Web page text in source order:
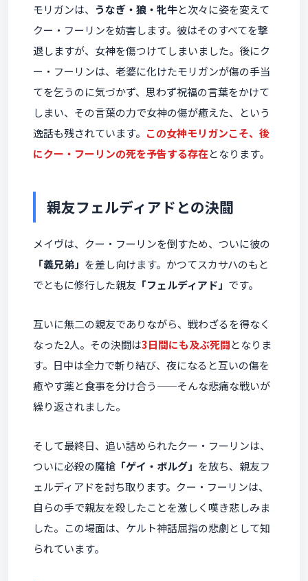
モリガンは、 うなぎ・狼・牝牛と次々に姿を変えて
クー・フーリンを妨害します。彼はそのすべてを撃
退しますが、女神を傷つけてしまいました。後にク
ー・フーリンは、老婆に化けたモリガンが傷の手当
てを乞うのに気づかず、思わず祝福の言葉をかけて
しまい、その言葉の力で女神の傷が癒えた、という
逸話も残されています。 この女神モリガンこそ、後
にクー・フーリンの死を予告する存在となります。
親友フェルディアドとの決闘
メイヴは、クー・フーリンを倒すため、ついに彼の
「義兄弟」 を差し向けます。かつてスカサハのもと
でともに修行した親友 「フェルディアド」 です。
互いに無二の親友でありながら、戦わざるを得なく
なった2人。その決闘は3日間にも及ぶ死闘となりま
す。日中は全力で斬り結び、夜になると互いの傷を
癒やす薬と食事を分け合う——そんな悲痛な戦いが
繰り返されました。
そして最終日、追い詰められたクー・フーリンは、
ついに必殺の魔槍 「ゲイ・ボルグ」 を放ち、親友フ
ェルディアドを討ち取ります。クー・フーリンは、
自らの手で親友を殺したことを激しく嘆き悲しみま
した。この場面は、ケルト神話屈指の悲劇として知
られています。